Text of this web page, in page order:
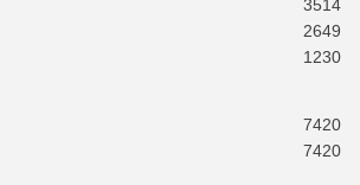
3514
2649
1230
7420
7420